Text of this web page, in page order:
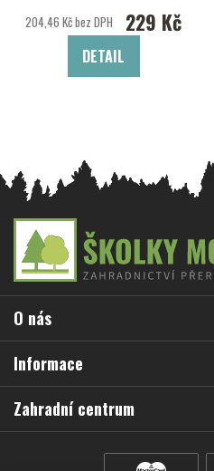
204,46 Kč bez DPH 229 Kč
DETAIL
a
í
O nás
Informace
Zahradní centrum